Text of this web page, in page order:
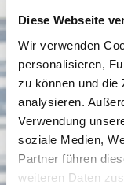
Diese Webseite
Wir verwenden
personalisieren,
zu können und die
analysieren.
Verwendung
soziale Medien,
Partner führen
weiteren Daten
Die
von
Wir sind